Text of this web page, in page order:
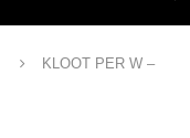
KLOOT PER W –